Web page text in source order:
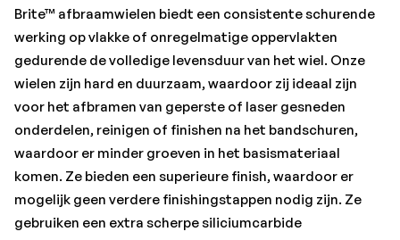
gebruik en is volloopbestendig, waardoor de vezels niet
verstopt raken. In combinatie met het voortdurende
afbreken van de vezels in het web waardoor nieuwe
mineralen bloot komen, zorgt dat voor een voortdurend
hoge snijprestatie van de mineralen. Dat resulteert in
een extreem lange standtijd. Industriële
schuurmaterialen van Scotch-Brite zijn unieke surface
conditioning-producten die bestaan uit schuurkorrels
die zijn opgenomen in non-woven nylon of synthetische
vezels. Doordat schuurkorrels op deze manier worden
Brite™ afbraamwielen biedt een consistente schurende
werking op vlakke of onregelmatige oppervlakten
gedurende de volledige levensduur van het wiel. Onze
wielen zijn hard en duurzaam, waardoor zij ideaal zijn
voor het afbramen van geperste of laser gesneden
onderdelen, reinigen of finishen na het bandschuren,
waardoor er minder groeven in het basismateriaal
komen. Ze bieden een superieure finish, waardoor er
mogelijk geen verdere finishingstappen nodig zijn. Ze
gebruiken een extra scherpe siliciumcarbide